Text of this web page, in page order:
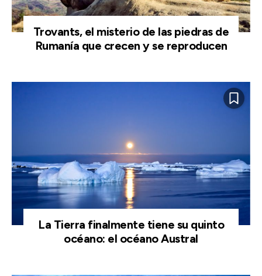
Trovants, el misterio de las piedras de
Rumanía que crecen y se reproducen
La Tierra finalmente tiene su quinto
océano: el océano Austral